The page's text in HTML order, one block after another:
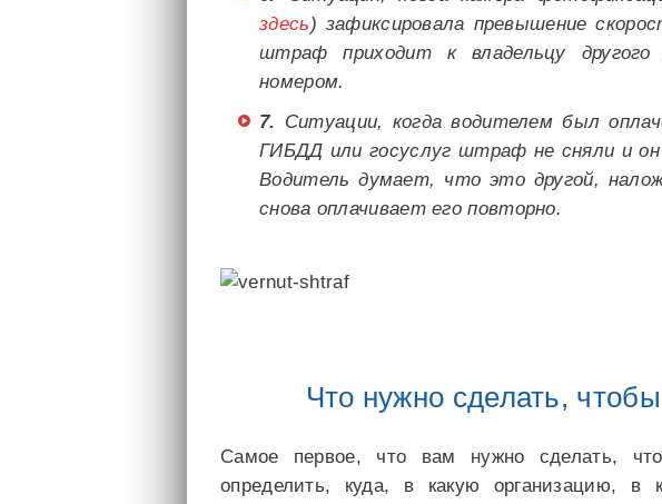
здесь) зафиксировала превышение
штраф приходит к владельцу
номером.
7. Ситуации, когда водителем был
ГИБДД или госуслуг штраф не сняли и
Водитель думает, что это другой,
снова оплачивает его повторно.
Что нужно сделать,
Самое первое, что вам нужно сделать,
определить, куда, в какую организацию, в